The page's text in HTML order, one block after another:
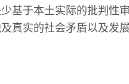
基于本土实际的批判性
真实的社会矛盾以及发展